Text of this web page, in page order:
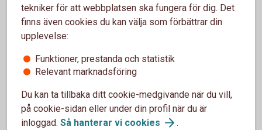
För dig som vill söka tillbaka din
överskjutande skatt på 20 procent från
den finska skattemyndigheten:
Ansök om att begära tillbaka den finskaskatten
För dig som är företagskund
Ansök om att begära tillbaka den finska
tekniker för att webbplatsen ska fungera för dig. Det
finns även cookies du kan välja som förbättrar din
upplevelse:
Funktioner, prestanda och statistik
Relevant marknadsföring
Du kan ta tillbaka ditt cookie-medgivande när du vill,
på cookie-sidan eller under din profil när du är
inloggad. Så hanterar vi cookies .